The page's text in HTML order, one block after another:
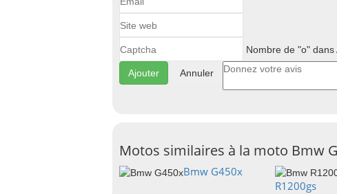
Nombre de "o"
Annuler
Motos similaires à la moto Bmw
Bmw G450x
R1200gs